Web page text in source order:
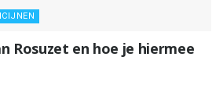
Rosuzet en hoe je hiermee